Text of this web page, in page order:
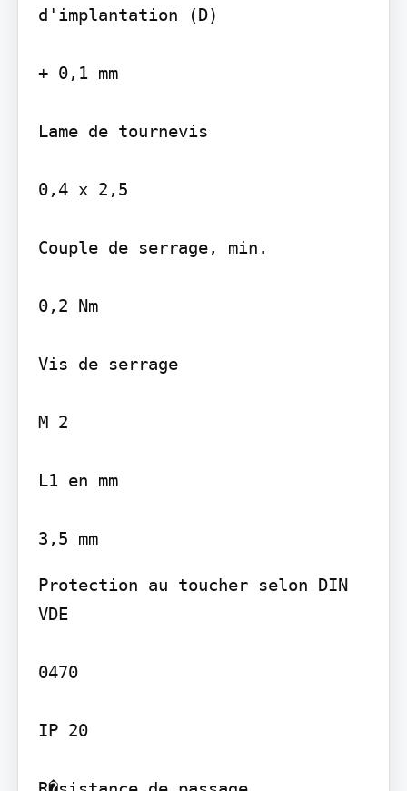
d'implantation (D)
+ 0,1 mm
Lame de tournevis
0,4 x 2,5
Couple de serrage, min.
0,2 Nm
Vis de serrage
M 2
L1 en mm
3,5 mm
Protection au toucher selon DIN
VDE
0470
IP 20